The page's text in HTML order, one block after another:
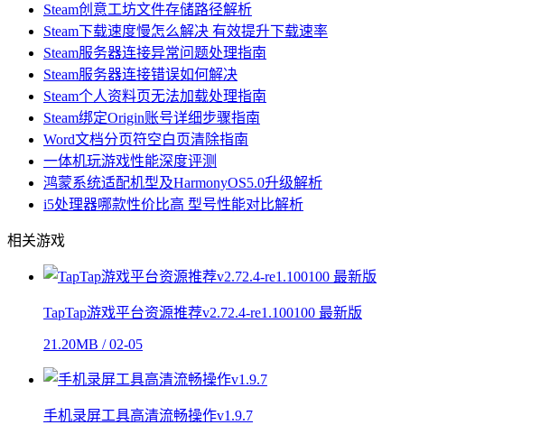
Steam创意工坊文件存储路径解析
Steam下载速度慢怎么解决 有效提升下载速率
Steam服务器连接异常问题处理指南
Steam服务器连接错误如何解决
Steam个人资料页无法加载处理指南
Steam绑定Origin账号详细步骤指南
Word文档分页符空白页清除指南
一体机玩游戏性能深度评测
鸿蒙系统适配机型及HarmonyOS5.0升级解析
i5处理器哪款性价比高 型号性能对比解析
相关游戏
TapTap游戏平台资源推荐v2.72.4-re1.100100 最新版
21.20MB / 02-05
手机录屏工具高清流畅操作v1.9.7